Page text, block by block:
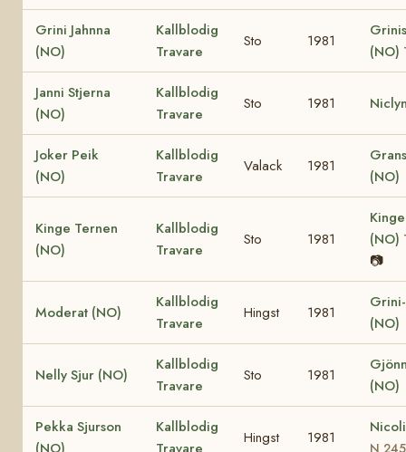
Grini Jahnna
(NO)
Kallblodig
Travare
Sto 1981
(NO)
Janni Stjerna
(NO)
Kallblodig
Travare
Sto 1981
Joker Peik
(NO)
Kallblodig
Travare
Valack 1981
(NO)
Kinge Ternen
(NO)
Kallblodig
Travare
Sto 1981
(NO)
📷
Moderat (NO)
Kallblodig
Travare
Hingst 1981
(NO)
Nelly Sjur (NO)
Kallblodig
Travare
Sto 1981
(NO)
Pekka Sjurson
(NO)
Kallblodig
Travare
Hingst 1981
N